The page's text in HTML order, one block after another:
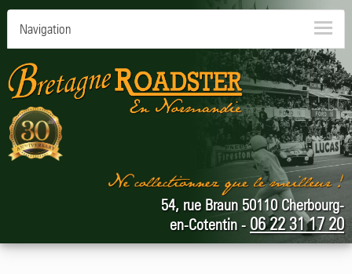
Navigation
54, rue Braun 50110 Cherbourg-
en-Cotentin - 06 22 31 17 20